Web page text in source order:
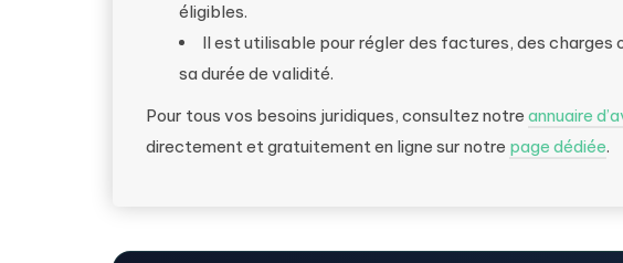
éligibles.
Il est utilisable pour régler des factures, des charges
sa durée de validité.
Pour tous vos besoins juridiques, consultez notre annuaire
directement et gratuitement en ligne sur notre page dédiée.